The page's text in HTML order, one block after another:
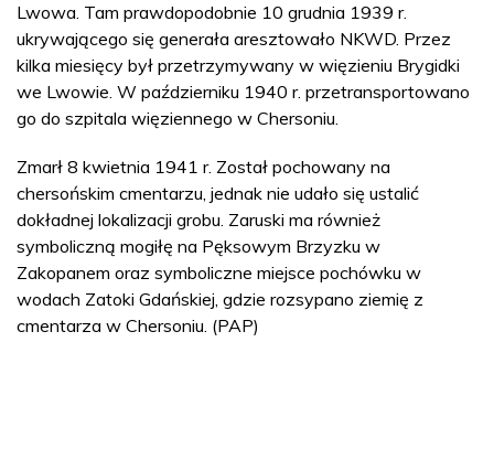
Lwowa. Tam prawdopodobnie 10 grudnia 1939 r.
ukrywającego się generała aresztowało NKWD. Przez
kilka miesięcy był przetrzymywany w więzieniu Brygidki
we Lwowie. W październiku 1940 r. przetransportowano
go do szpitala więziennego w Chersoniu.
Zmarł 8 kwietnia 1941 r. Został pochowany na
chersońskim cmentarzu, jednak nie udało się ustalić
dokładnej lokalizacji grobu. Zaruski ma również
symboliczną mogiłę na Pęksowym Brzyzku w
Zakopanem oraz symboliczne miejsce pochówku w
wodach Zatoki Gdańskiej, gdzie rozsypano ziemię z
cmentarza w Chersoniu. (PAP)